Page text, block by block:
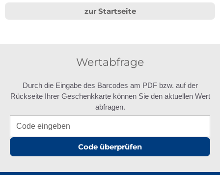
zur Startseite
Wertabfrage
Durch die Eingabe des Barcodes am PDF bzw. auf der
Rückseite Ihrer Geschenkkarte können Sie den aktuellen Wert
abfragen.
Code überprüfen